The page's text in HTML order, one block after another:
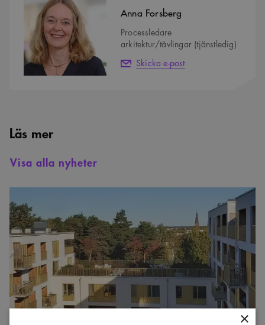
Anna Forsberg
Processledare
arkitektur/tävlingar (tjänstledig)
Skicka e-post
Läs mer
Visa alla nyheter
Uppsala
vinner
Planpriset
2025
×